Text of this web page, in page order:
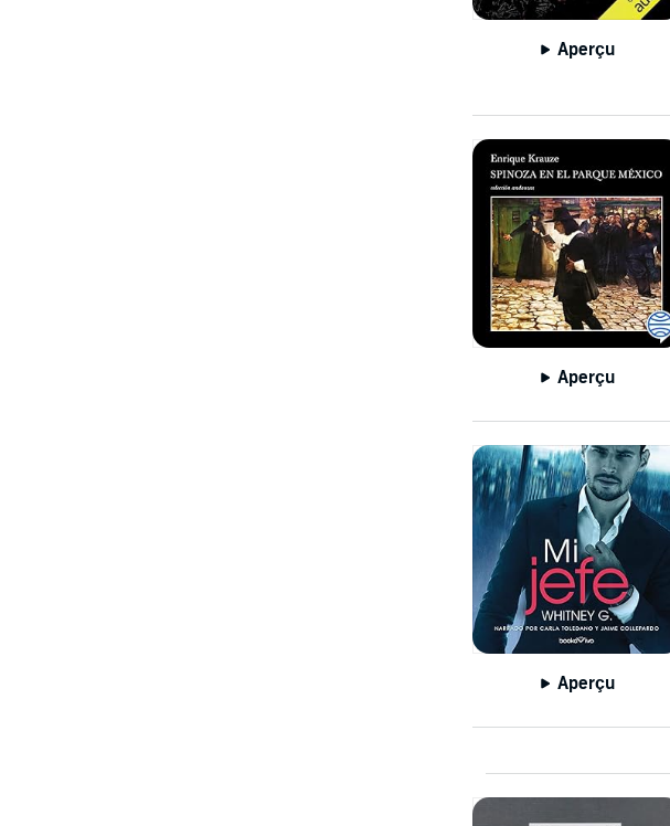
Aperçu
Aperçu
Aperçu